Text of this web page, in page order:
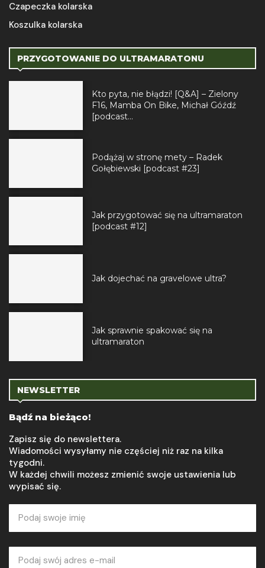
Czapeczka kolarska
Koszulka kolarska
PRZYGOTOWANIE DO ULTRAMARATONU
Kto pyta, nie błądzi! [Q&A] – Zielony
F16, Mamba On Bike, Michał Góźdź
[podcast...
Podążaj w stronę mety – Radek
Gołębiewski [podcast #23]
Jak przygotować się na ultramaraton
[podcast #12]
Jak dojechać na gravelowe ultra?
Jak sprawnie spakować się na
ultramaraton
NEWSLETTER
Bądź na bieżąco!
Zapisz się do newslettera.
Wiadomości wysyłamy nie częściej niż raz na kilka
tygodni.
W każdej chwili możesz zmienić swoje ustawienia lub
wypisać się.